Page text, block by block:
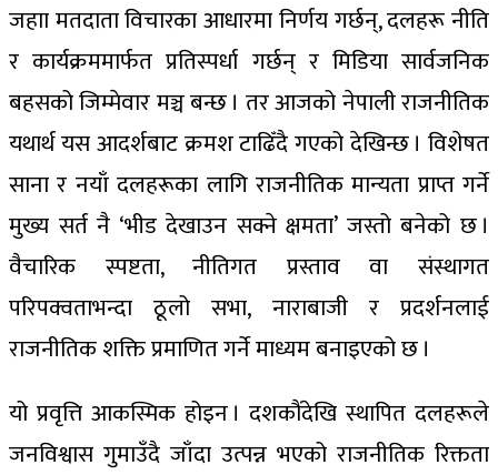
जहाा मतदाता विचारका आधारमा निर्णय गर्छन्, दलहरू नीति
र कार्यक्रममार्फत प्रतिस्पर्धा गर्छन् र मिडिया सार्वजनिक
बहसको जिम्मेवार मञ्च बन्छ । तर आजको नेपाली राजनीतिक
यथार्थ यस आदर्शबाट क्रमश टाढिँदै गएको देखिन्छ । विशेषत
साना र नयाँ दलहरूका लागि राजनीतिक मान्यता प्राप्त गर्ने
मुख्य सर्त नै ‘भीड देखाउन सक्ने क्षमता’ जस्तो बनेको छ ।
वैचारिक स्पष्टता, नीतिगत प्रस्ताव वा संस्थागत
परिपक्वताभन्दा ठूलो सभा, नाराबाजी र प्रदर्शनलाई
राजनीतिक शक्ति प्रमाणित गर्ने माध्यम बनाइएको छ ।
यो प्रवृत्ति आकस्मिक होइन । दशकौंदेखि स्थापित दलहरूले
जनविश्वास गुमाउँदै जाँदा उत्पन्न भएको राजनीतिक रिक्तता